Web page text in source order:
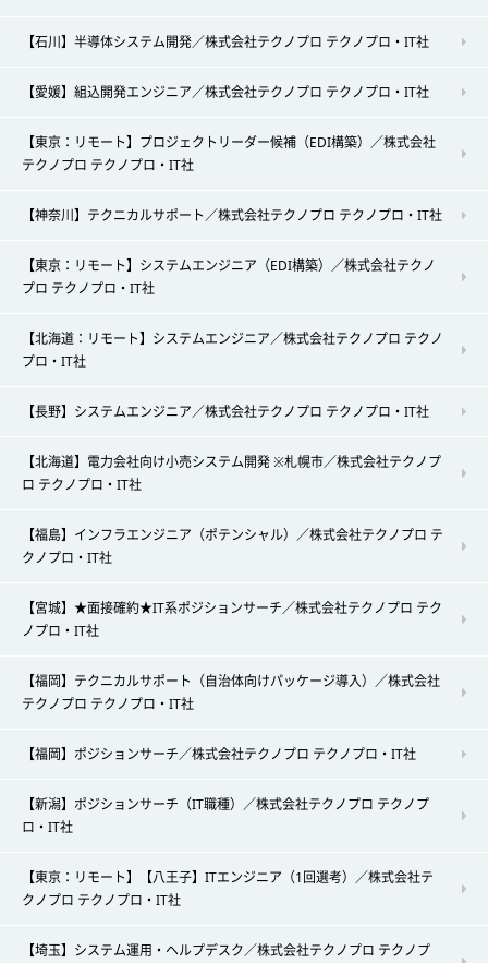
【石川】半導体システム開発／株式会社テクノプロ テクノプロ・IT社
【愛媛】組込開発エンジニア／株式会社テクノプロ テクノプロ・IT社
【東京：リモート】プロジェクトリーダー候補（EDI構築）／株式会社
テクノプロ テクノプロ・IT社
【神奈川】テクニカルサポート／株式会社テクノプロ テクノプロ・IT社
【東京：リモート】システムエンジニア（EDI構築）／株式会社テクノ
プロ テクノプロ・IT社
【北海道：リモート】システムエンジニア／株式会社テクノプロ テクノ
プロ・IT社
【長野】システムエンジニア／株式会社テクノプロ テクノプロ・IT社
【北海道】電力会社向け小売システム開発 ※札幌市／株式会社テクノプ
ロ テクノプロ・IT社
【福島】インフラエンジニア（ポテンシャル）／株式会社テクノプロ テ
クノプロ・IT社
【宮城】★面接確約★IT系ポジションサーチ／株式会社テクノプロ テク
ノプロ・IT社
【福岡】テクニカルサポート（自治体向けパッケージ導入）／株式会社
テクノプロ テクノプロ・IT社
【福岡】ポジションサーチ／株式会社テクノプロ テクノプロ・IT社
【新潟】ポジションサーチ（IT職種）／株式会社テクノプロ テクノプ
ロ・IT社
【東京：リモート】【八王子】ITエンジニア（1回選考）／株式会社テ
クノプロ テクノプロ・IT社
【埼玉】システム運用・ヘルプデスク／株式会社テクノプロ テクノプ